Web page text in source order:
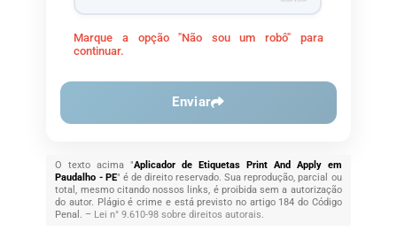
Marque a opção "Não sou um robô" para
continuar.
Enviar
O texto acima "Aplicador de Etiquetas Print And Apply em
Paudalho - PE" é de direito reservado. Sua reprodução, parcial ou
total, mesmo citando nossos links, é proibida sem a autorização
do autor. Plágio é crime e está previsto no artigo 184 do Código
Penal. – Lei n° 9.610-98 sobre direitos autorais.